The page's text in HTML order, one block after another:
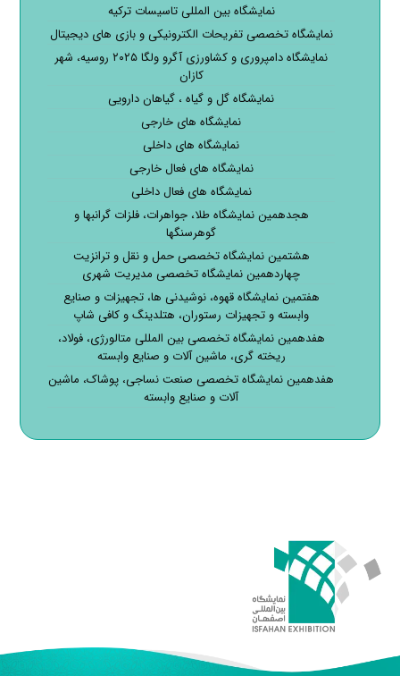
نمایشگاه بین المللی تاسیسات ترکیه
نمایشگاه تخصصی تفریحات الکترونیکی و بازی های دیجیتال
نمایشگاه دامپروری و کشاورزی آگرو ولگا ۲۰۲۵ روسیه، شهر
کازان
نمایشگاه گل و گیاه ، گیاهان دارویی
نمایشگاه های خارجی
نمایشگاه های داخلی
نمایشگاه های فعال خارجی
نمایشگاه های فعال داخلی
هجدهمین نمایشگاه طلا، جواهرات، فلزات گرانبها و
گوهرسنگها
هشتمین نمایشگاه تخصصی حمل و نقل و ترانزیت
چهاردهمین نمایشگاه تخصصی مدیریت شهری
هفتمین نمایشگاه قهوه، نوشیدنی ها، تجهیزات و صنایع
وابسته و تجهیزات رستوران، هتلدینگ و کافی شاپ
هفدهمین نمایشگاه تخصصی بین المللی متالورژی، فولاد،
ریخته گری، ماشین آلات و صنایع وابسته
هفدهمین نمایشگاه تخصصی صنعت نساجی، پوشاک، ماشین
آلات و صنایع وابسته